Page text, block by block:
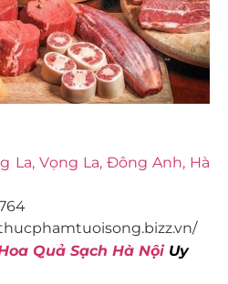
La, Vọng La, Đông Anh, Hà
Quả Sạch Hà NộiUy